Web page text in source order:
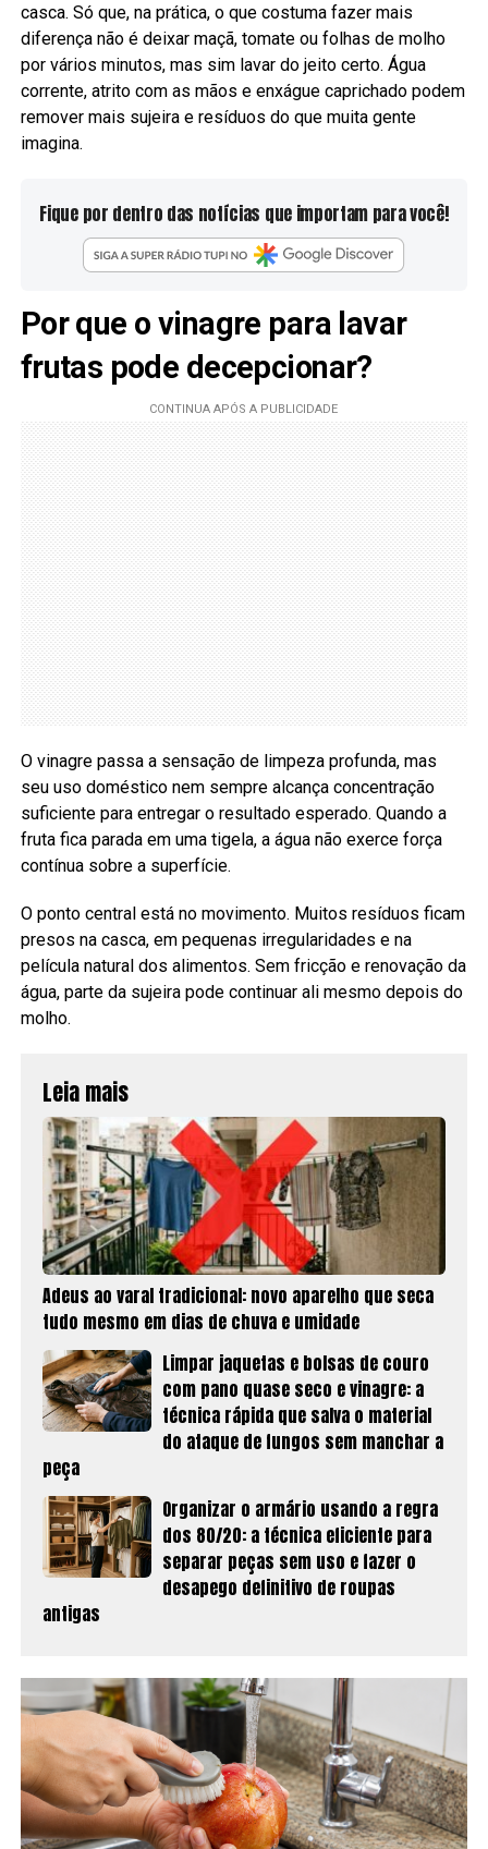
casca. Só que, na prática, o que costuma fazer mais
diferença não é deixar maçã, tomate ou folhas de molho
por vários minutos, mas sim lavar do jeito certo. Água
corrente, atrito com as mãos e enxágue caprichado podem
remover mais sujeira e resíduos do que muita gente
imagina.
Fique por dentro das notícias que importam para você!
Por que o vinagre para lavar
frutas pode decepcionar?
O vinagre passa a sensação de limpeza profunda, mas
seu uso doméstico nem sempre alcança concentração
suficiente para entregar o resultado esperado. Quando a
fruta fica parada em uma tigela, a água não exerce força
contínua sobre a superfície.
O ponto central está no movimento. Muitos resíduos ficam
presos na casca, em pequenas irregularidades e na
película natural dos alimentos. Sem fricção e renovação da
água, parte da sujeira pode continuar ali mesmo depois do
molho.
Leia mais
Adeus ao varal tradicional: novo aparelho que seca
tudo mesmo em dias de chuva e umidade
Limpar jaquetas e bolsas de couro
com pano quase seco e vinagre: a
técnica rápida que salva o material
do ataque de fungos sem manchar a
peça
Organizar o armário usando a regra
dos 80/20: a técnica eficiente para
separar peças sem uso e fazer o
desapego definitivo de roupas
antigas